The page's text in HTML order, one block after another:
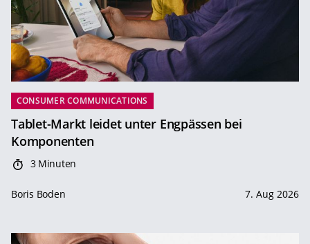
CONSUMER COMMUNICATIONS
Tablet-Markt leidet unter Engpässen bei
Komponenten
3 Minuten
Boris Boden 7. Aug 2026